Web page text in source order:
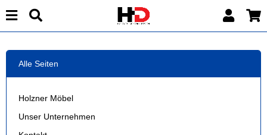
Alle Seiten
Holzner Möbel
Unser Unternehmen